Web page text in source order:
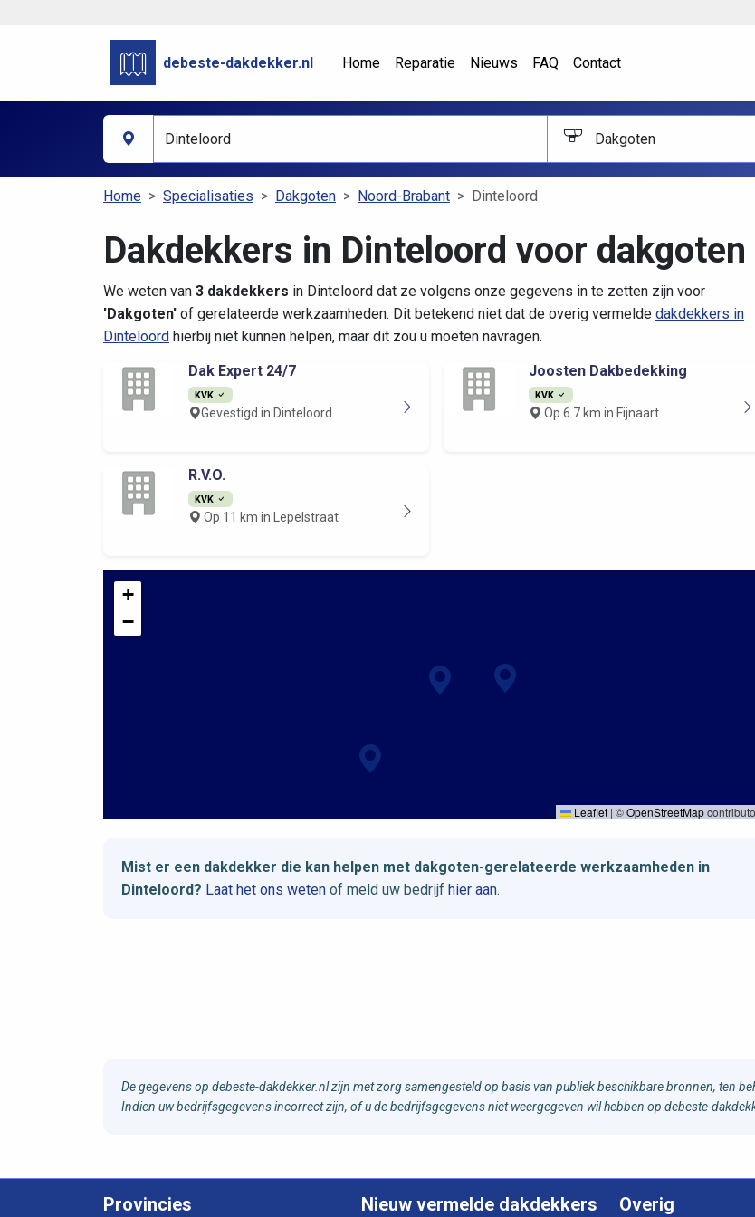
debeste-dakdekker.nl Home Reparatie Nieuws FAQ Contact
Dakgoten
Home Specialisaties Dakgoten Noord-Brabant Dinteloord
Dakdekkers in Dinteloord voor dakgoten
We weten van 3 dakdekkers in Dinteloord dat ze volgens onze gegevens in te zetten zijn voor
'Dakgoten' of gerelateerde werkzaamheden. Dit betekend niet dat de overig vermelde dakdekkers in
Dinteloord hierbij niet kunnen helpen, maar dit zou u moeten navragen.
Dak Expert 24/7
KVK
Gevestigd in Dinteloord
Joosten Dakbedekking
KVK
Op 6.7 km in Fijnaart
R.V.O.
KVK
Op 11 km in Lepelstraat
+
−
Leaflet | ©OpenStreetMap
Mist er een dakdekker die kan helpen met dakgoten-gerelateerde werkzaamheden in
Dinteloord? Laat het ons weten of meld uw bedrijf hier aan.
De gegevens op debeste-dakdekker.nl zijn met zorg samengesteld op basis van publiek beschikbare bronnen, ten
Indien uw bedrijfsgegevens incorrect zijn, of u de bedrijfsgegevens niet weergegeven wil hebben op debeste-
Provincies Nieuw vermelde dakdekkers Overig